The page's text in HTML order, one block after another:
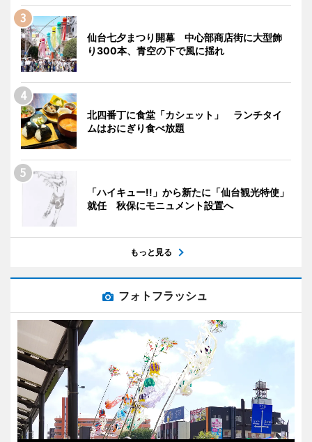
仙台七夕まつり開幕 中心部商店街に大型飾
り300本、青空の下で風に揺れ
北四番丁に食堂「カシェット」 ランチタイ
ムはおにぎり食べ放題
「ハイキュー!!」から新たに「仙台観光特使」
就任 秋保にモニュメント設置へ
もっと見る
フォトフラッシュ